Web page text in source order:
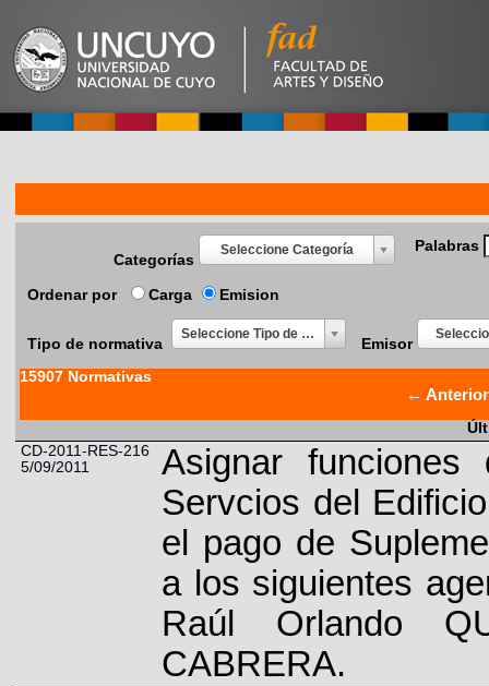
Categorías
Seleccione Categoría Palabras
Ordenar por Carga Emision
Tipo de normativa
Seleccione Tipo de normativa
Emisor
15907 Normativas
← Anterior
CD-2011-RES-216
5/09/2011
Asignar
Servcios del
el pago de
a los siguientes
Raúl Orlando
CABRERA.